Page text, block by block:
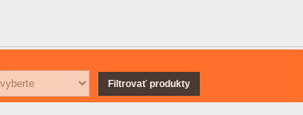
Filtrovať produkty